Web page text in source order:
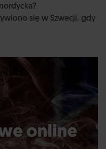
się w Szwecji, gdy